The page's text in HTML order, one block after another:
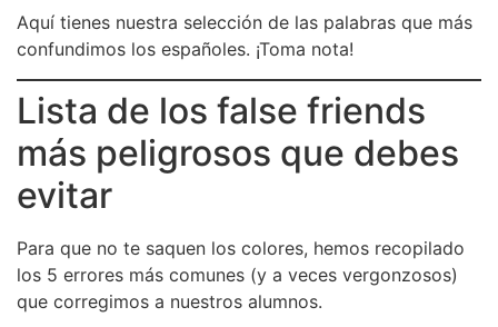
Aquí tienes nuestra selección de las palabras que más
confundimos los españoles. ¡Toma nota!
Lista de los false friends
más peligrosos que debes
evitar
Para que no te saquen los colores, hemos recopilado
los 5 errores más comunes (y a veces vergonzosos)
que corregimos a nuestros alumnos.